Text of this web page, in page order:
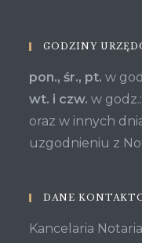
GODZINY
pon., śr., pt. w
wt. i czw. w godz.:
oraz w innych
uzgodnieniu z
DANE
Kancelaria